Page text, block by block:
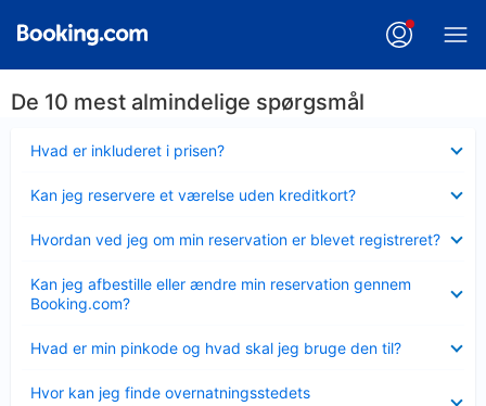
De 10 mest almindelige spørgsmål
Hvad er inkluderet i prisen?
Kan jeg reservere et værelse uden kreditkort?
Hvordan ved jeg om min reservation er blevet registreret?
Kan jeg afbestille eller ændre min reservation gennem
Booking.com?
Hvad er min pinkode og hvad skal jeg bruge den til?
Hvor kan jeg finde overnatningsstedets